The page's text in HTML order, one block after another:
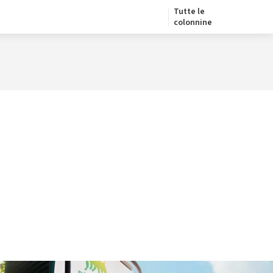
Tutte le
colonnine